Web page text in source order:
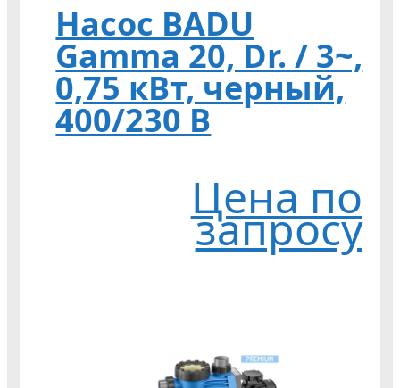
Насос BADU
Gamma 20, Dr. / 3~,
0,75 кВт, черный,
400/230 В
Цена по
запросу